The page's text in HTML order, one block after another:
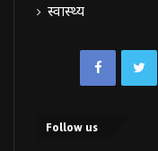
स्वास्थ्य
Facebook
Follow us